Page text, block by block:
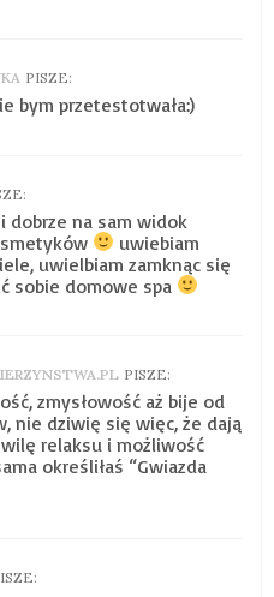
PISZE:
bym przetestotwała:)
dobrze na sam widok
uwiebiam
uwielbiam zamknąc się
sobie domowe spa
PISZE:
zmysłowość aż bije od
nie dziwię się więc, że dają
relaksu i możliwość
określiłaś “Gwiazda